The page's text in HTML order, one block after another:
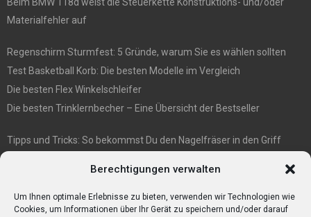
Berechtigungen verwalten
Um Ihnen optimale Erlebnisse zu bieten, verwenden wir Technologien wie
Cookies, um Informationen über Ihr Gerät zu speichern und/oder darauf
Materialfehler auf
Regenschirm Sturmfest: 5 Gründe, warum Sie es wählen sollten
Test Basketball Korb: Die besten Modelle im Vergleich
Die besten Flex Winkelschleifer
Die besten Trinklernbecher – Eine Übersicht der Bestseller
Tipps und Tricks: So bekommst Du den Nagelfräser in den Griff
Veganismus und Vegetarismus: Was ist der Unterschied?
Bumpkeys sind ein Phänomen, das viel Aufmerksamkeit erregt.